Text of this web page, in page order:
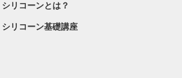
シリコーンとは？
シリコーン基礎講座